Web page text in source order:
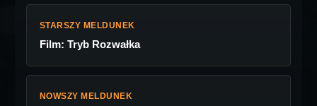
STARSZY MELDUNEK
Film: Tryb Rozwałka
NOWSZY MELDUNEK